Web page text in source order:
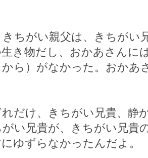
ちがい親父は、きちがい
き物だし、おかあさんに
から）がなかった。おかあ
だけ、きちがい兄貴、静
がい兄貴が、きちがい兄貴
ゆずらなかったんだよ。